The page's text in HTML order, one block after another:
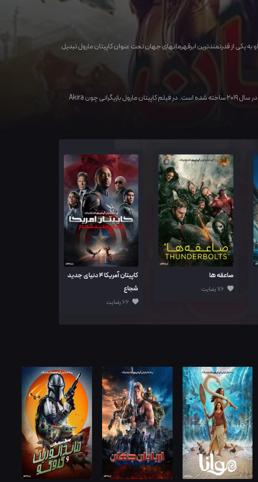
در فیلم کاپیتان مارول : در مورد زنی به نام کارول دنورز است که هنگامی که زمین درگیر جنگی کهکشانی و سخت بین دو گونه از بیگانگان می‎شود، او به یکی از قدرتمندترین ابرقهرمان‎های جهان تحت عنوان کاپیتان مارول تبدیل
در سال2019ساخته شده است. در فیلم کاپیتان مارول بازیگرانی چونAkira
صاعقه ها
کاپیتان آمریکا 4 دنیای جدید
شجاع